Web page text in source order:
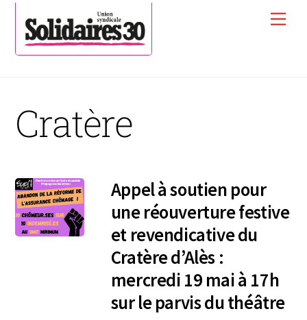
Skip
content
Cratère
Appel à soutien pour
une réouverture festive
et revendicative du
Cratère d’Alès :
mercredi 19 mai à 17h
sur le parvis du théâtre